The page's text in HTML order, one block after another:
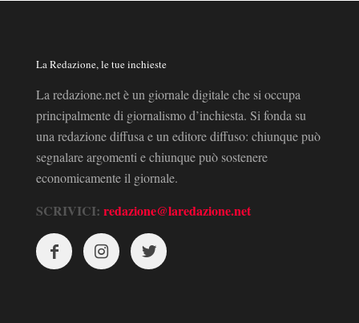
La Redazione, le tue inchieste
La redazione.net è un giornale digitale che si occupa
principalmente di giornalismo d’inchiesta. Si fonda su
una redazione diffusa e un editore diffuso: chiunque può
segnalare argomenti e chiunque può sostenere
economicamente il giornale.
SCRIVICI: redazione@laredazione.net